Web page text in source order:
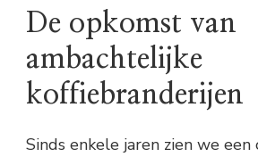
De opkomst van
ambachtelijke
koffiebranderijen
Sinds enkele jaren zien we